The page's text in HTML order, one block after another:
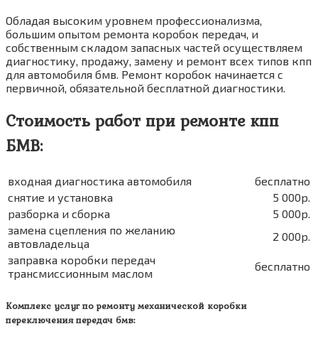
Обладая высоким уровнем профессионализма,
большим опытом ремонта коробок передач, и
собственным складом запасных частей осуществляем
диагностику, продажу, замену и ремонт всех типов кпп
для автомобиля бмв. Ремонт коробок начинается с
первичной, обязательной бесплатной диагностики.
Стоимость работ при ремонте кпп
БМВ:
входная диагностика автомобиля
бесплатно
снятие и установка
5 000р.
разборка и сборка
5 000р.
замена сцепления по желанию
автовладельца
2 000р.
заправка коробки передач
трансмиссионным маслом
бесплатно
Комплекс услуг по ремонту механической коробки
переключения передач бмв: